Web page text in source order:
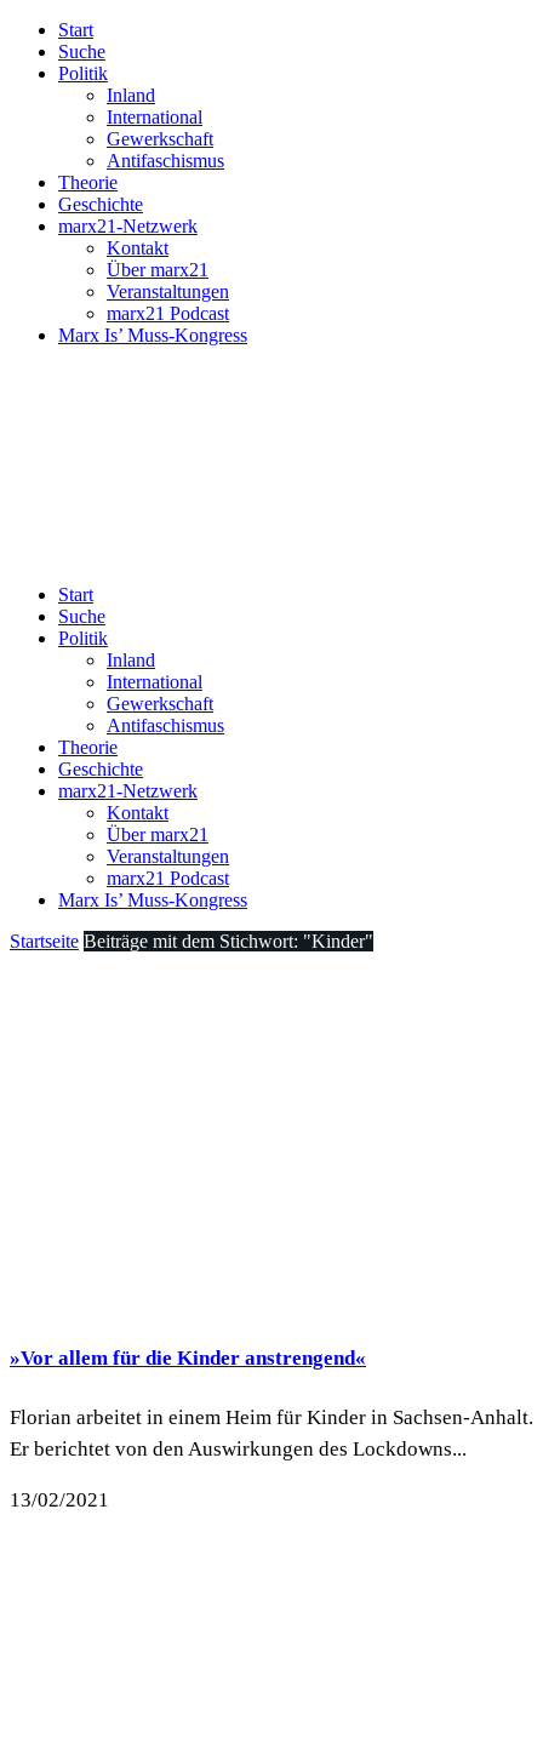
Start
Suche
Politik
Inland
International
Gewerkschaft
Antifaschismus
Theorie
Geschichte
marx21-Netzwerk
Kontakt
Über marx21
Veranstaltungen
marx21 Podcast
Marx Is’ Muss-Kongress
Start
Suche
Politik
Inland
International
Gewerkschaft
Antifaschismus
Theorie
Geschichte
marx21-Netzwerk
Kontakt
Über marx21
Veranstaltungen
marx21 Podcast
Marx Is’ Muss-Kongress
Startseite Beiträge mit dem Stichwort: "Kinder"
»Vor allem für die Kinder anstrengend«
Florian arbeitet in einem Heim für Kinder in Sachsen-Anhalt.
Er berichtet von den Auswirkungen des Lockdowns...
13/02/2021